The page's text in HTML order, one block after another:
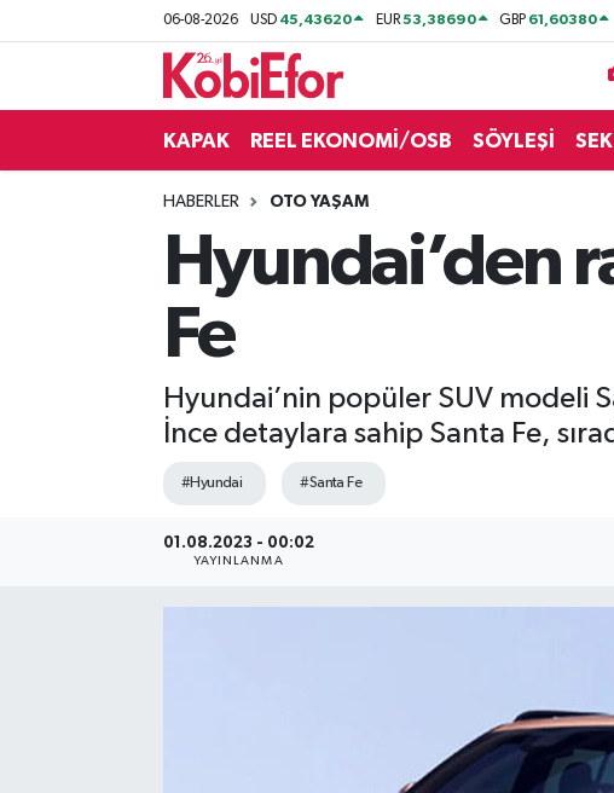
06-08-2026 USD 45,43620 EUR53,38690 GBP 61,60380
KAPAK REEL EKONOMİ/OSB SÖYLEŞİ
HABERLER OTO YAŞAM
Hyundai’den
Fe
Hyundai’nin popüler SUV modeli
İnce detaylara sahip Santa Fe,
#Hyundai #Santa Fe
01.08.2023 - 00:02
YAYINLANMA
BİLİŞİM PANO
HABERLER